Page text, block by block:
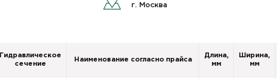
г. Москва
Гидравлическое
сечение
Наименование согласно прайса
Длина,
мм
Ширина,
мм